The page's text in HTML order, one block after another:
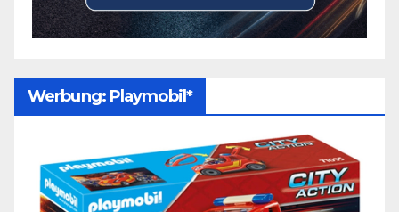
Werbung: Playmobil*